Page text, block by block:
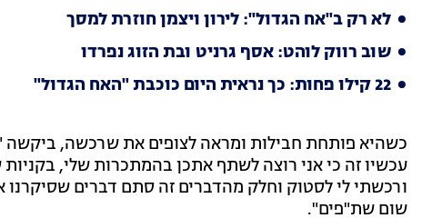
לא רק ב"אח הגדול": לירון ויצמן חוזרת למסך
שוב רווק לוהט: אסף גרניט ובת הזוג נפרדו
22 קילו פחות: כך נראית היום כוכבת "האח הגדול"
כשהיא פותחת חבילות ומראה לצופים את שרכשה, ביקשה
עכשיו זה כי אני רוצה לשתף אתכן בהמתכרות שלי,
ורכשתי לי לסטוק וחלק מהדברים זה סתם דברים שסיקרנו
שום שת"פים".